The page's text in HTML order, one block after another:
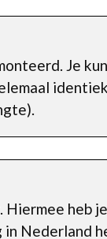
Je
heb
in Nederland